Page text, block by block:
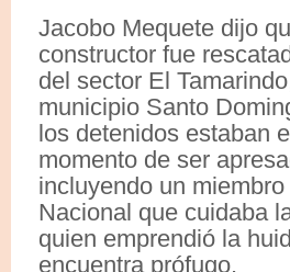
Jacobo Mequete dijo
constructor fue
del sector El
municipio Santo
los detenidos estaban
momento de ser
incluyendo un
Nacional que cuidaba
quien emprendió la
encuentra prófugo.